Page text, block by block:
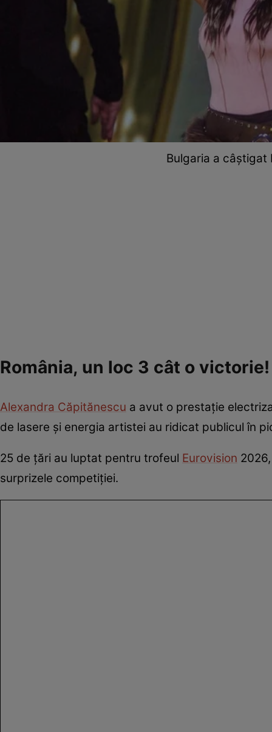
Bulgaria a câștigat
România, un loc 3 cât o victorie!
Alexandra Căpitănescu a avut o prestație
de lasere și energia artistei au ridicat publicul în
25 de țări au luptat pentru trofeul Eurovision
surprizele competiției.